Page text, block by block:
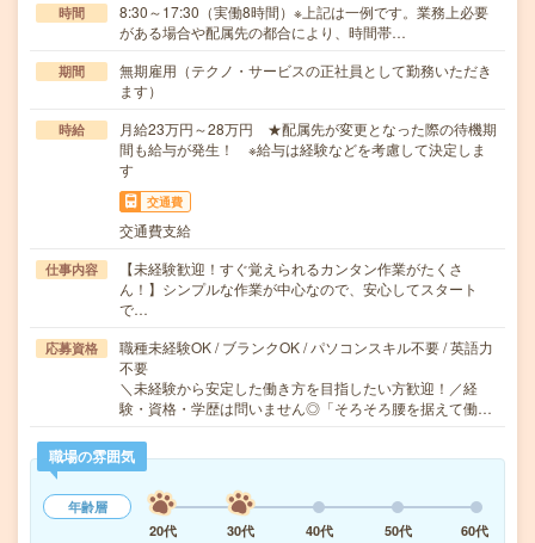
時間
8:30～17:30（実働8時間）※上記は一例です。業務上必要
がある場合や配属先の都合により、時間帯…
期間
無期雇用（テクノ・サービスの正社員として勤務いただき
ます）
時給
月給23万円～28万円 ★配属先が変更となった際の待機期
間も給与が発生！ ※給与は経験などを考慮して決定しま
す
交通費
交通費支給
仕事内容
【未経験歓迎！すぐ覚えられるカンタン作業がたくさ
ん！】シンプルな作業が中心なので、安心してスタート
で…
応募資格
職種未経験OK / ブランクOK / パソコンスキル不要 / 英語力
不要
＼未経験から安定した働き方を目指したい方歓迎！／経
験・資格・学歴は問いません◎「そろそろ腰を据えて働…
職場の雰囲気
年齢層
20代
30代 40代 50代 60代